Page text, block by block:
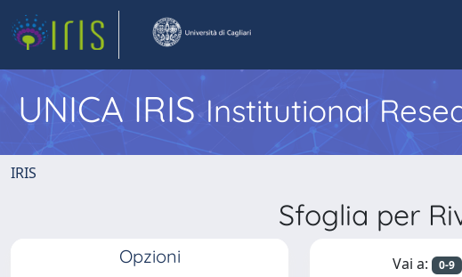
UNICA IRISInstitutional
IRIS
Sfoglia per
Opzioni Vai a: 0-9